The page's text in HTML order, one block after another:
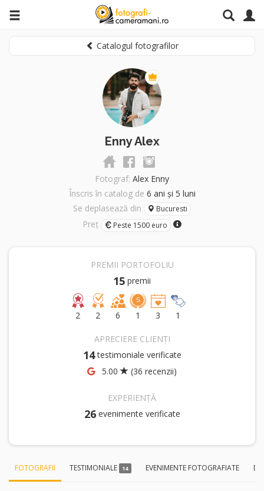
Catalogul fotografilor
Enny Alex
Fotograf: Alex Enny
Înscris în catalog de 6 ani și 5 luni
Se deplasează din
Bucuresti
Preț Peste 1500 euro
PREMII PORTOFOLIU
15 premii
2 2 6 1 3 1
APRECIERE CLIENȚI
14 testimoniale verificate
5.00
(36 recenzii)
EXPERIENȚĂ
26 evenimente verificate
FOTOGRAFII TESTIMONIALE 14 EVENIMENTE FOTOGRAFIATE